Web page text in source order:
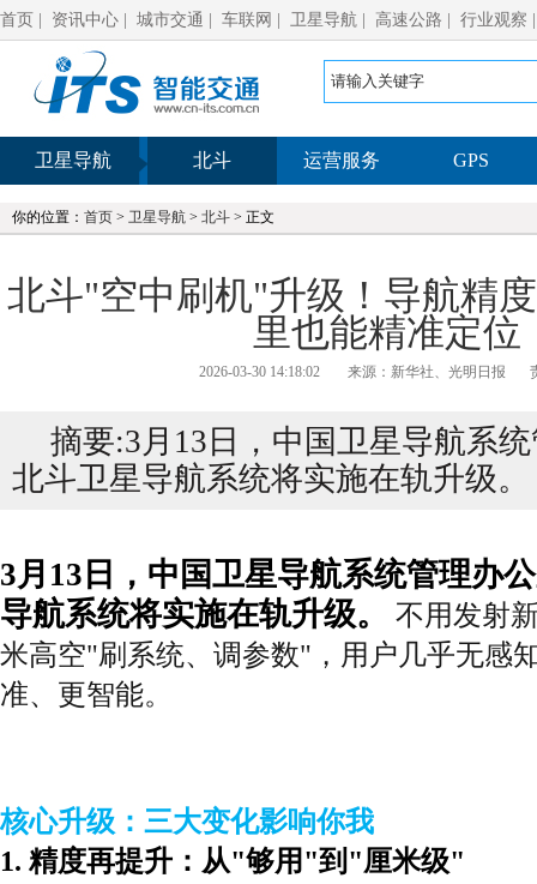
首页 资讯中心 城市交通 车联网 卫星导航 高速公路 行业观察
卫星导航 北斗 运营服务 GPS
你的位置： 首页 > 卫星导航 > 北斗 > 正文
北斗"空中刷机"升级！导航精
里也能精准定位
2026-03-30 14:18:02 来源：新华社、光明日报
摘要:3月13日，中国卫星导航系
北斗卫星导航系统将实施在轨升级。
3月13日，中国卫星导航系统管理办
导航系统将实施在轨升级。
不用发射
米高空"刷系统、调参数"，用户几乎无感
准、更智能。
核心升级：三大变化影响你我
1. 精度再提升：从"够用"到"厘米级"